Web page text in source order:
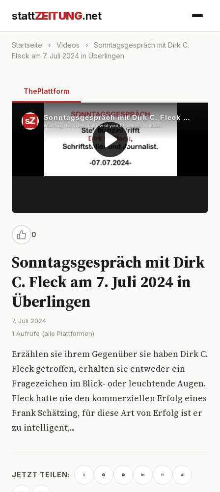
stattZEITUNG.net
Startseite › Videos ›
Sonntagsgespräch mit Dirk C.
Fleck am 7. Juli 2024 in Überlingen
ThePlattform
0
Sonntagsgespräch mit Dirk
C. Fleck am 7. Juli 2024 in
Überlingen
7. Juli 2024
1 Aufrufe (alle Plattformen)
Erzählen sie ihrem Gegenüber sie haben Dirk C.
Fleck getroffen, erhalten sie entweder ein
Fragezeichen im Blick- oder leuchtende Augen.
Fleck hatte nie den kommerziellen Erfolg eines
Frank Schätzing, für diese Art von Erfolg ist er
zu intelligent,...
JETZT TEILEN: